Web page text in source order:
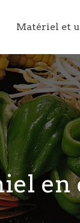
Matériel et
en